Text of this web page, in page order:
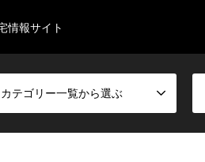
情報サイト
カテゴリー一覧から選ぶ